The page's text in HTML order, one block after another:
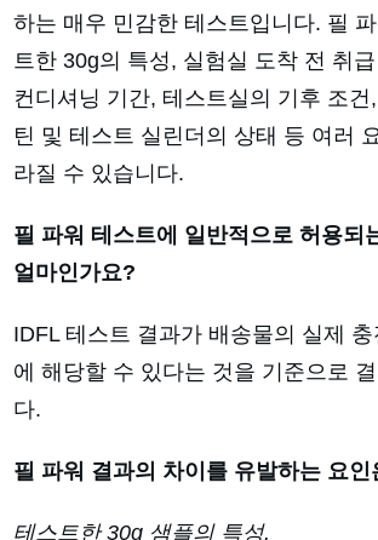
하는 매우 민감한 테스트입니다. 필
트한 30g의 특성, 실험실 도착 전 취
컨디셔닝 기간, 테스트실의 기후 조
틴 및 테스트 실린더의 상태 등 여러
라질 수 있습니다.
필 파워 테스트에 일반적으로 허용되
얼마인가요?
IDFL 테스트 결과가 배송물의 실제
에 해당할 수 있다는 것을 기준으로
다.
필 파워 결과의 차이를 유발하는 요
테스트한 30g 샘플의 특성.